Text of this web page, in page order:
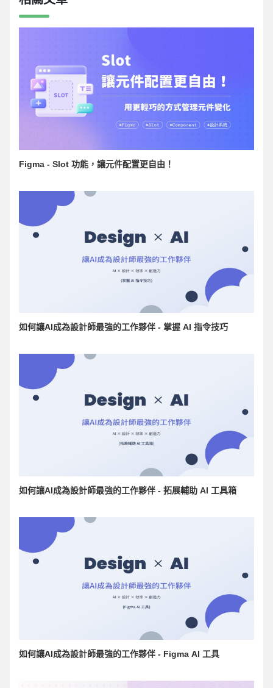
Figma - Slot 功能，讓元件配置更自由！
如何讓AI成為設計師最強的工作夥伴 - 掌握 AI 指令技巧
如何讓AI成為設計師最強的工作夥伴 - 拓展輔助 AI 工具箱
如何讓AI成為設計師最強的工作夥伴 - Figma AI 工具